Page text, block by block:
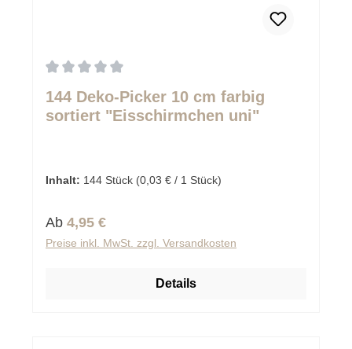
144 Deko-Picker 10 cm farbig
sortiert "Eisschirmchen uni"
Inhalt: 144 Stück (0,03 € / 1 Stück)
Regulärer Preis:
Ab 4,95 €
Preise inkl. MwSt. zzgl. Versandkosten
Details